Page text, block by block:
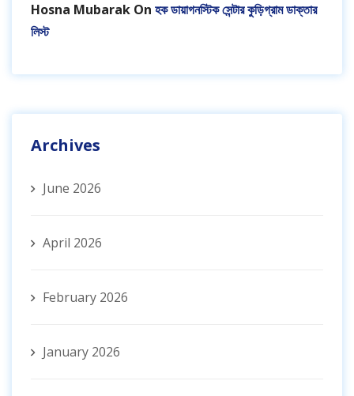
Hosna Mubarak On হক ডায়াগনস্টিক সেন্টার কুড়িগ্রাম ডাক্তার
লিস্ট
Archives
June 2026
April 2026
February 2026
January 2026